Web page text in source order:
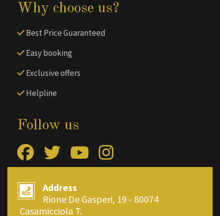
Why choose us?
Best Price Guaranteed
Easy booking
Exclusive offers
Helpline
Follow us
Address
Rione De Gasperi, 19 - 80074
Casamicciola T.